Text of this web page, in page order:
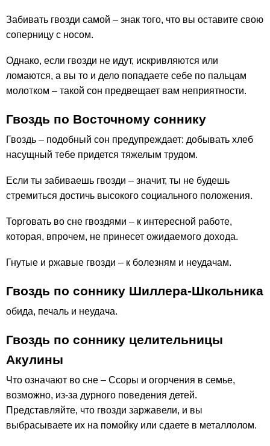
Забивать гвозди самой – знак того, что вы оставите свою
соперницу с носом.
Однако, если гвозди не идут, искривляются или
ломаются, а вы то и дело попадаете себе по пальцам
молотком – такой сон предвещает вам неприятности.
Гвоздь по Восточному соннику
Гвoздь – подобный сон предупреждает: добывать хлеб
насущный тебе придется тяжелым трудом.
Если ты забиваешь гвозди – значит, ты не будешь
стремиться достичь высокого социального положения.
Торговать во сне гвоздями – к интересной работе,
которая, впрочем, не принесет ожидаемого дохода.
Гнутые и ржавые гвозди – к болезням и неудачам.
Гвоздь по соннику Шиллера-Школьника
обида, печаль и неудача.
Гвоздь по соннику целительницы
Акулины
Что означают во сне – Ссоры и огорчения в семье,
возможно, из-за дурного поведения детей.
Представляйте, что гвозди заржавели, и вы
выбрасываете их на помойку или сдаете в металлолом.